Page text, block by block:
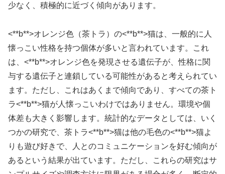
少なく、積極的に近づく傾向があります。
<**b**>オレンジ色（茶トラ）の<**b**>猫は、一般的に人
懐っこい性格を持つ個体が多いと言われています。これ
は、<**b**>オレンジ色を発現させる遺伝子が、性格に関
与する遺伝子と連鎖している可能性があると考えられてい
ます。ただし、これはあくまで傾向であり、すべての茶ト
ラ<**b**>猫が人懐っこいわけではありません。環境や個
体差も大きく影響します。統計的なデータとしては、いく
つかの研究で、茶トラ<**b**>猫は他の毛色の<**b**>猫よ
りも遊び好きで、人とのコミュニケーションを好む傾向が
あるという結果が出ています。ただし、これらの研究はサ